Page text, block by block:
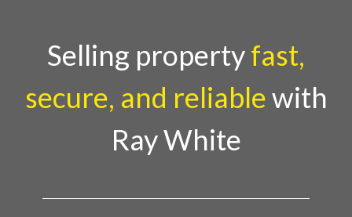
Selling propertyfast,
secure, and reliablewith
Ray White